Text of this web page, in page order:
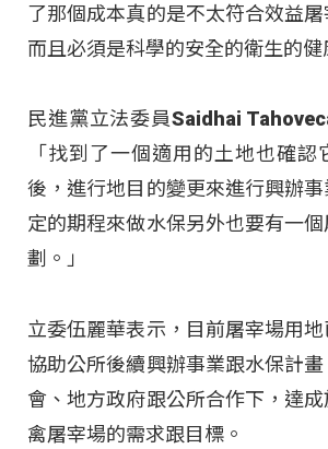
了那個成本真的是不太符合效益屠
而且必須是科學的安全的衛生的健
民進黨立法委員Saidhai
「找到了一個適用的土地也確認
後，進行地目的變更來進行興辦
定的期程來做水保另外也要有一
劃。」
立委伍麗華表示，目前屠宰場用
協助公所後續興辦事業跟水保計
會、地方政府跟公所合作下，達
禽屠宰場的需求跟目標。